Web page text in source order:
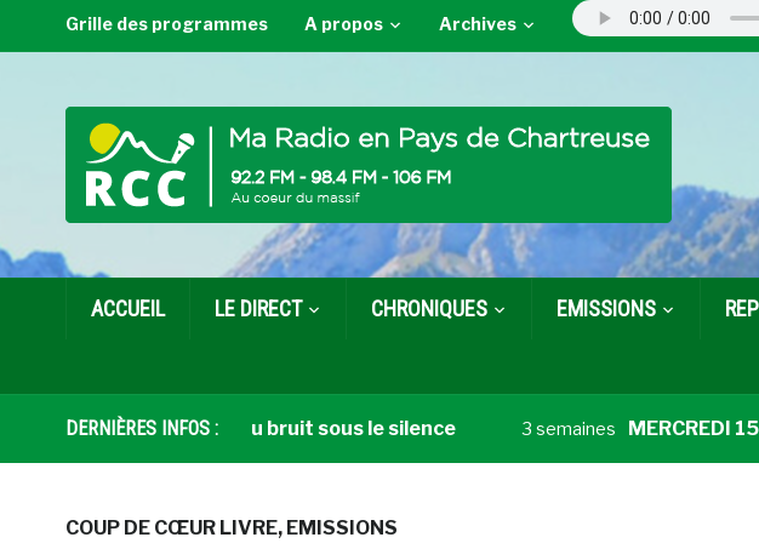
Grille des programmes A propos Archives
ACCUEIL LE DIRECT CHRONIQUES EMISSIONS
DERNIÈRES INFOS :
vendredi 17 juillet : Du bruit sous le silence 3 semaines MERCREDI 15
COUP DE CŒUR LIVRE, EMISSIONS